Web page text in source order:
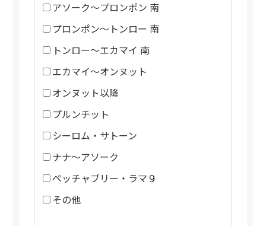
アソーク～プロンポン 南
プロンポン～トンロー 南
トンロー～エカマイ 南
エカマイ～オンヌット
オンヌット以降
プルンチット
シーロム・サトーン
ナナ～アソーク
ペッチャブリー・ラマ９
その他